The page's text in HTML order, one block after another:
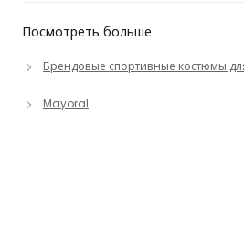
Посмотреть больше
Брендовые спортивные костюмы
Mayoral